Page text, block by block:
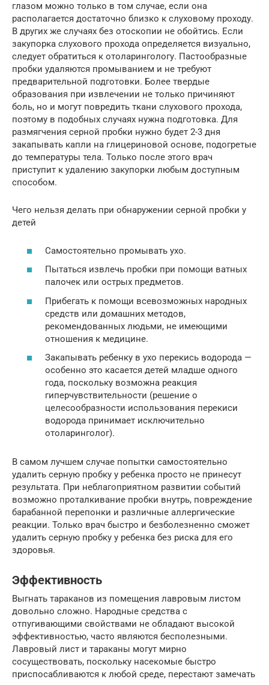
глазом можно только в том случае, если она
располагается достаточно близко к слуховому проходу.
В других же случаях без отоскопии не обойтись. Если
закупорка слухового прохода определяется визуально,
следует обратиться к отоларингологу. Пастообразные
пробки удаляются промыванием и не требуют
предварительной подготовки. Более твердые
образования при извлечении не только причиняют
боль, но и могут повредить ткани слухового прохода,
поэтому в подобных случаях нужна подготовка. Для
размягчения серной пробки нужно будет 2-3 дня
закапывать капли на глицериновой основе, подогретые
до температуры тела. Только после этого врач
приступит к удалению закупорки любым доступным
способом.
Чего нельзя делать при обнаружении серной пробки у
детей
Самостоятельно промывать ухо.
Пытаться извлечь пробки при помощи ватных
палочек или острых предметов.
Прибегать к помощи всевозможных народных
средств или домашних методов,
рекомендованных людьми, не имеющими
отношения к медицине.
Закапывать ребенку в ухо перекись водорода —
особенно это касается детей младше одного
года, поскольку возможна реакция
гиперчувствительности (решение о
целесообразности использования перекиси
водорода принимает исключительно
отоларинголог).
В самом лучшем случае попытки самостоятельно
удалить серную пробку у ребенка просто не принесут
результата. При неблагоприятном развитии событий
возможно проталкивание пробки внутрь, повреждение
барабанной перепонки и различные аллергические
реакции. Только врач быстро и безболезненно сможет
удалить серную пробку у ребенка без риска для его
здоровья.
Эффективность
Выгнать тараканов из помещения лавровым листом
довольно сложно. Народные средства с
отпугивающими свойствами не обладают высокой
эффективностью, часто являются бесполезными.
Лавровый лист и тараканы могут мирно
сосуществовать, поскольку насекомые быстро
приспосабливаются к любой среде, перестают замечать